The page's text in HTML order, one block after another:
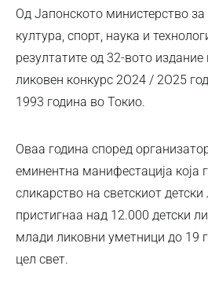
Од Јапонското министерство за
култура, спорт, наука и
резултатите од 32-вото издание
ликовен конкурс 2О24 / 2О25
1993 година во Токио.
Оваа година според
еминентна манифестација која
сликарство на светскиот
пристигнаа над 12.000 детски
млади ликовни уметници до 19
цел свет.